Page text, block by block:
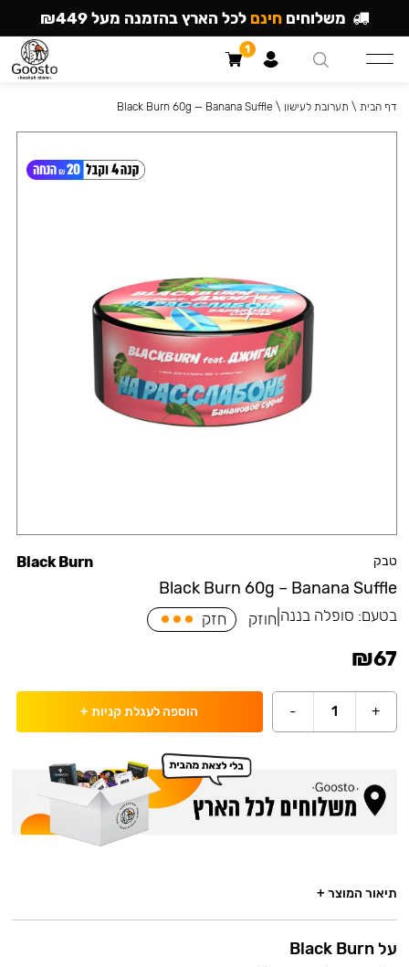
טבק
Black Burn 60g – Banana Suffle
Black Burn
בטעם: סופלה בננה חוזק חזק
₪67
+
1
- הוספה לעגלת קניות +
דף הבית \ תערובת לעישון \
Black Burn 60g — Banana Suffle
תיאור המוצר +
על Black Burn
משלוחים חינם לכל הארץ בהזמנה מעל ₪449
1